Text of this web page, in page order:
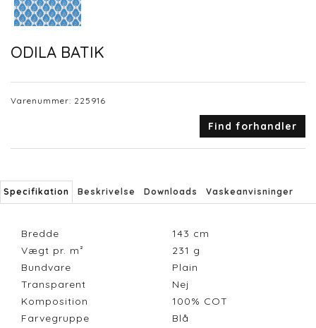
ODILA BATIK
Varenummer: 225916
Find forhandler
Specifikation Beskrivelse Downloads Vaskeanvisninger
Bredde 143 cm
Vægt pr. m²
231 g
Bundvare
Plain
Transparent
Nej
Komposition
100% COT
Farvegruppe
Blå